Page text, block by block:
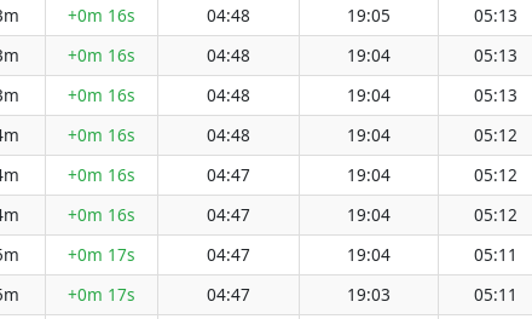
+0m 16s 04:48 19:05 05:13
+0m 16s 04:48 19:04 05:13
+0m 16s 04:48 19:04 05:13
+0m 16s 04:48 19:04 05:12
+0m 16s 04:47 19:04 05:12
+0m 16s 04:47 19:04 05:12
+0m 17s 04:47 19:04 05:11
+0m 17s 04:47 19:03 05:11